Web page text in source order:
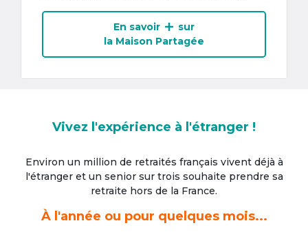
En savoir
sur
la Maison Partagée
Vivez l'expérience à l'étranger !
Environ un million de retraités français vivent déjà à
l'étrangeret un senior sur trois souhaite prendre sa
retraite hors de la France.
À l'année ou pour quelques mois...